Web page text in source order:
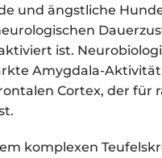
und ängstliche
ist.
Amygdala-
Cortex, der für
komplexen